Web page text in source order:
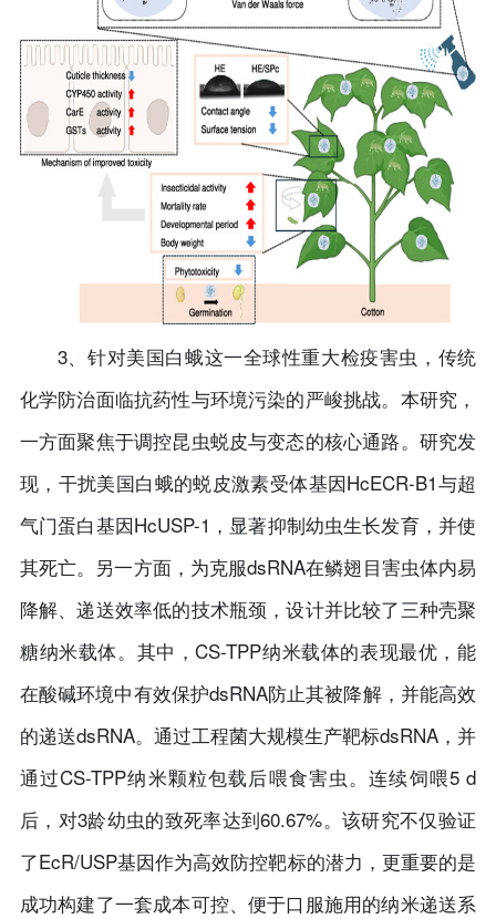
3、针对美国白蛾这一全球性重大检疫害虫，传统
化学防治面临抗药性与环境污染的严峻挑战。本研究，
一方面聚焦于调控昆虫蜕皮与变态的核心通路。研究发
现，干扰美国白蛾的蜕皮激素受体基因HcECR-B1与超
气门蛋白基因HcUSP-1，显著抑制幼虫生长发育，并使
其死亡。另一方面，为克服dsRNA在鳞翅目害虫体内易
降解、递送效率低的技术瓶颈，设计并比较了三种壳聚
糖纳米载体。其中，CS-TPP纳米载体的表现最优，能
在酸碱环境中有效保护dsRNA防止其被降解，并能高效
的递送dsRNA。通过工程菌大规模生产靶标dsRNA，并
通过CS-TPP纳米颗粒包载后喂食害虫。连续饲喂5 d
后，对3龄幼虫的致死率达到60.67%。该研究不仅验证
了EcR/USP基因作为高效防控靶标的潜力，更重要的是
成功构建了一套成本可控、便于口服施用的纳米递送系